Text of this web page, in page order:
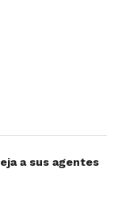
y
a sus agentes